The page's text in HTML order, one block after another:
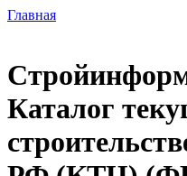
Главная
Каталог